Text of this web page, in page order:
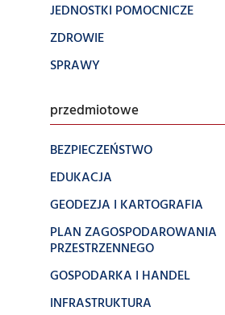
JEDNOSTKI POMOCNICZE
ZDROWIE
SPRAWY
przedmiotowe
BEZPIECZEŃSTWO
EDUKACJA
GEODEZJA I KARTOGRAFIA
PLAN ZAGOSPODAROWANIA
PRZESTRZENNEGO
GOSPODARKA I HANDEL
INFRASTRUKTURA